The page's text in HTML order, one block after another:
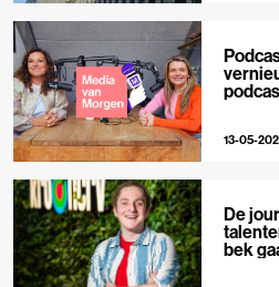
13-05-
De
bek